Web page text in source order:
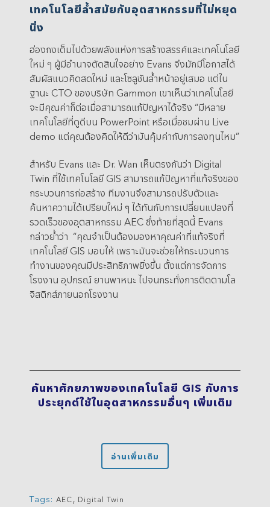
เทคโนโลยีล้ำสมัยกับอุตสาหกรรมที่ไม่หยุด
นิ่ง
ฮ่องกงเต็มไปด้วยพลังแห่งการสร้างสรรค์และเทคโนโลยี
ใหม่ ๆ ผู้มีอำนาจตัดสินใจอย่าง Evans จึงมักมีโอกาสได้
สัมผัสแนวคิดสดใหม่ และโซลูชันล้ำหน้าอยู่เสมอ แต่ใน
ฐานะ CTO ของบริษัท Gammon เขาเห็นว่าเทคโนโลยี
จะมีคุณค่าก็ต่อเมื่อสามารถแก้ปัญหาได้จริง “มีหลาย
เทคโนโลยีที่ดูดีบน PowerPoint หรือเมื่อชมผ่าน Live
demo แต่คุณต้องคิดให้ดีว่ามันคุ้มค่ากับการลงทุนไหม”
สำหรับ Evans และ Dr. Wan เห็นตรงกันว่า Digital
Twin ที่ใช้เทคโนโลยี GIS สามารถแก้ปัญหาที่แท้จริงของ
กระบวนการก่อสร้าง ทีมงานจึงสามารถปรับตัวและ
ค้นหาความได้เปรียบใหม่ ๆ ได้ทันกับการเปลี่ยนแปลงที่
รวดเร็วของอุตสาหกรรม AEC ซึ่งท้ายที่สุดนี้ Evans
กล่าวย้ำว่า “คุณจำเป็นต้องมองหาคุณค่าที่แท้จริงที่
เทคโนโลยี GIS มอบให้ เพราะมันจะช่วยให้กระบวนการ
ทำงานของคุณมีประสิทธิภาพยิ่งขึ้น ตั้งแต่การจัดการ
โรงงาน อุปกรณ์ ยานพาหนะ ไปจนกระทั่งการติดตามโล
จิสติกส์ภายนอกโรงงาน
ค้นหาศักยภาพของเทคโนโลยี GIS กับการ
ประยุกต์ใช้ในอุตสาหกรรมอื่นๆ เพิ่มเติม
อ่านเพิ่มเติม
Tags: AEC, Digital Twin